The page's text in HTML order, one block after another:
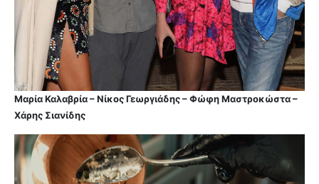
Μαρία Καλαβρία – Νίκος Γεωργιάδης – Φώφη Μαστροκώστα –
Χάρης Σιανίδης